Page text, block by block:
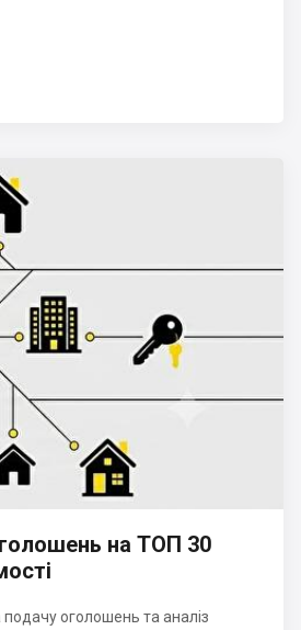
на ТОП 30
оголошень та аналіз